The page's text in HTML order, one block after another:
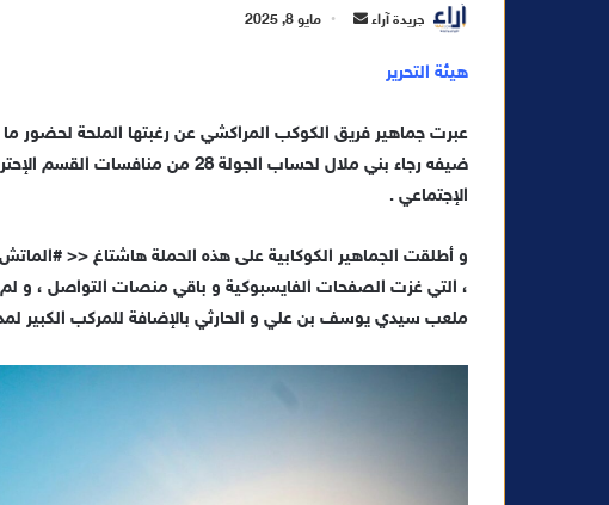
جريدة آراء
ب
ر
إ
ت
مايو 8, 2025
هيئة التحرير
عبرت جماهير فريق الكوكب المراكشي عن رغبتها الملحة لحضور
ضيفه رجاء بني ملال لحساب الجولة
الإجتماعي .
و أطلقت الجماهير الكوكابية على هذه الحملة هاشتاغ <<
، التي غزت الصفحات الفايسبوكية و باقي منصات التواصل ، و لم
ملعب سيدي يوسف بن علي و الحارثي بالإضافة للمركب الكبير